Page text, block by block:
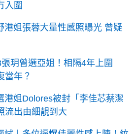
入圍
港姐張蓉大量性感照曝光 曾疑
玥曾選亞姐！相隔4年上圍
當年？
港姐Dolores被封「李佳芯蔡潔
流出由細靚到大